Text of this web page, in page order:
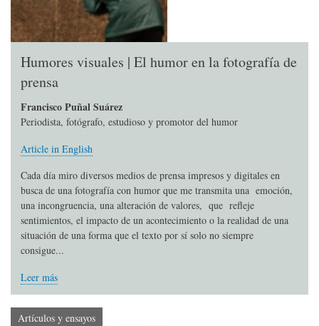
Humores visuales | El humor en la fotografía de
prensa
Francisco Puñal Suárez
Periodista, fotógrafo, estudioso y promotor del humor
Article in English
Cada día miro diversos medios de prensa impresos y digitales en
busca de una fotografía con humor que me transmita una emoción,
una incongruencia, una alteración de valores, que refleje
sentimientos, el impacto de un acontecimiento o la realidad de una
situación de una forma que el texto por sí solo no siempre
consigue...
Leer más
Artículos y ensayos